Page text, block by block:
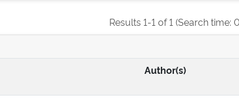
Results 1-1 of 1 (Search time:
Author(s)